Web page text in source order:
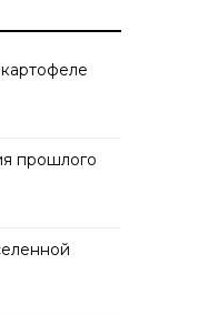
прошлого